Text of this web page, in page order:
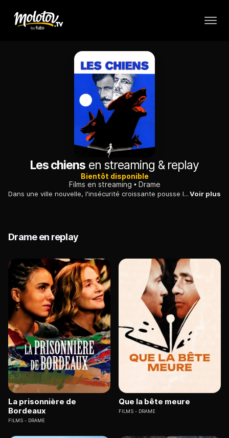
Les chiens en streaming & replay
Bientôt disponible
Films en streaming
Drame
Dans une ville nouvelle, l'insécurité croissante pousse les habitants à se doter de chiens de combat. L'escalade de la violence va jusqu'au drame.Voir plus
Drame en replay
La prisonnière de
Bordeaux
FILMS DRAME
Que la bête meure
FILMS DRAME